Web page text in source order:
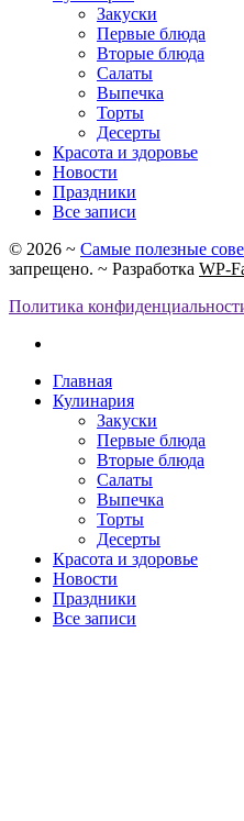
Закуски
Первые блюда
Вторые блюда
Салаты
Выпечка
Торты
Десерты
Красота и здоровье
Новости
Праздники
Все записи
© 2026 ~ Самые полезные
запрещено. ~ Разработка WP-
Политика
Главная
Кулинария
Закуски
Первые блюда
Вторые блюда
Салаты
Выпечка
Торты
Десерты
Красота и здоровье
Новости
Праздники
Все записи